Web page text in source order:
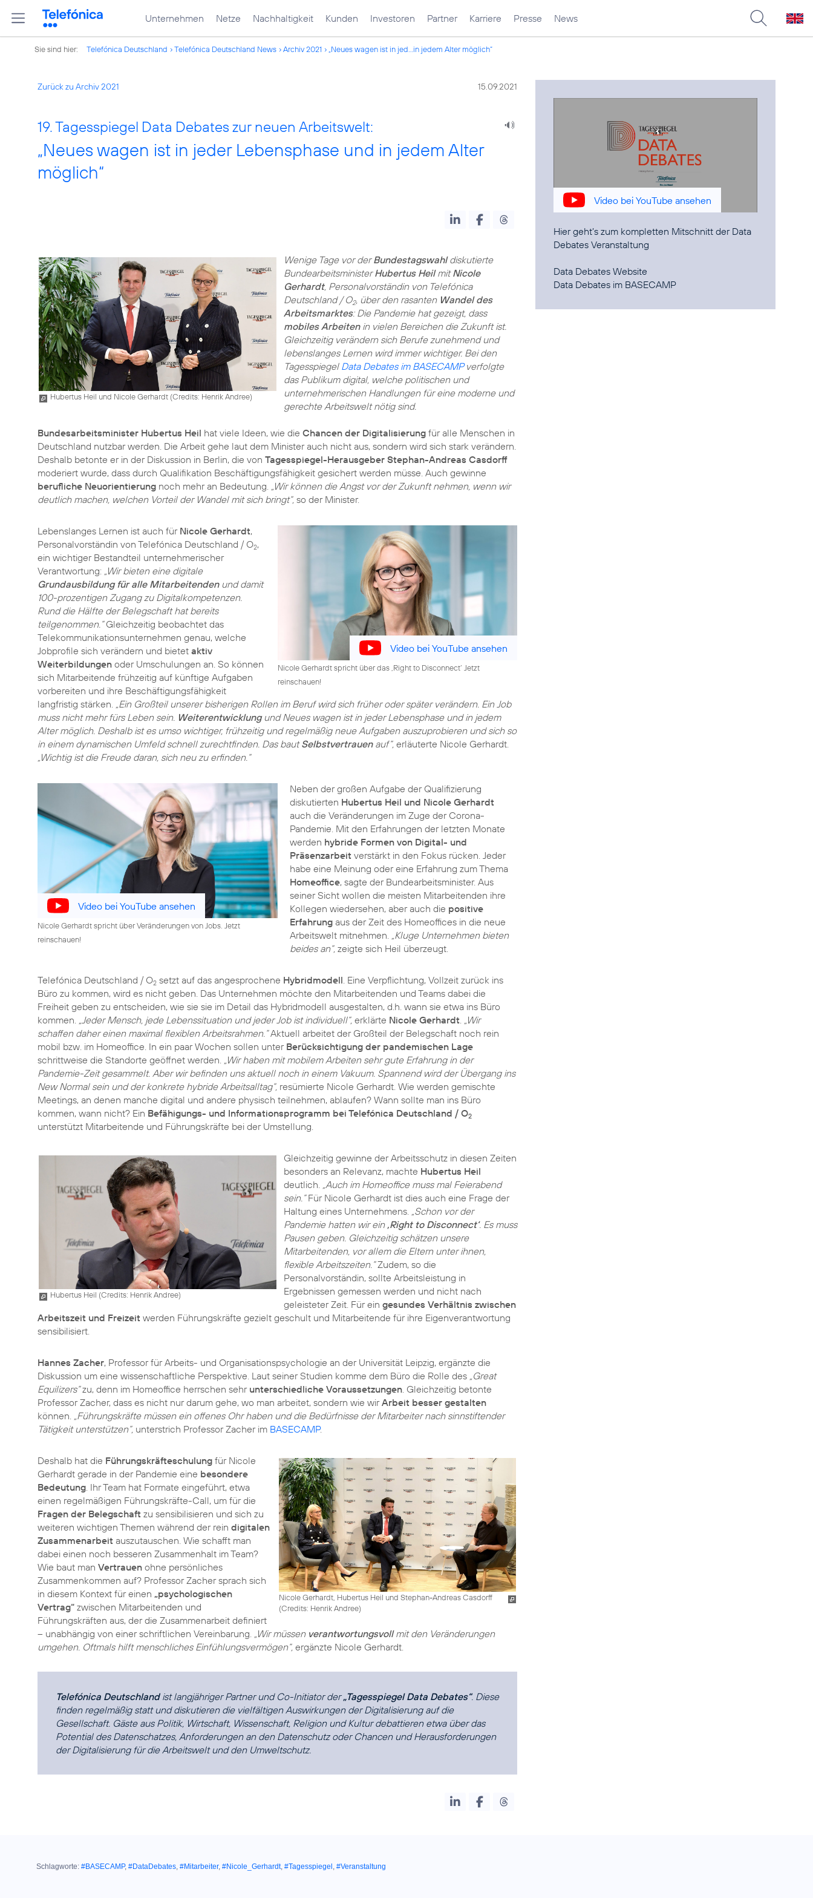
Unternehmen Netze Nachhaltigkeit Kunden Investoren Partner Karriere Presse News
Sie sind hier: Telefónica Deutschland Telefónica Deutschland News Archiv 2021 „Neues wagen ist in jed...in jedem Alter möglich“
Zurück zu Archiv 2021 15.09.2021
19. Tagesspiegel Data Debates zur neuen Arbeitswelt:
„Neues wagen ist in jeder Lebensphase und in jedem Alter
möglich“
Hubertus Heil und Nicole Gerhardt (Credits: Henrik Andree)
Wenige Tage vor derBundestagswahldiskutierte
BundearbeitsministerHubertus HeilmitNicole
Gerhardt, Personalvorständin von Telefónica
Deutschland / O2, über den rasanten Wandel des
Arbeitsmarktes: Die Pandemie hat gezeigt, dass
mobiles Arbeitenin vielen Bereichen die Zukunft ist.
Gleichzeitig verändern sich Berufe zunehmend und
lebenslanges Lernen wird immer wichtiger. Bei den
Tagesspiegel Data Debates im BASECAMPverfolgte
das Publikum digital, welche politischen und
unternehmerischen Handlungen für eine moderne und
gerechte Arbeitswelt nötig sind.
Bundesarbeitsminister Hubertus Heil hat viele Ideen, wie die Chancen der Digitalisierung für alle Menschen in
Deutschland nutzbar werden. Die Arbeit gehe laut dem Minister auch nicht aus, sondern wird sich stark verändern.
Deshalb betonte er in der Diskussion in Berlin, die von Tagesspiegel-Herausgeber Stephan-Andreas Casdorff
moderiert wurde, dass durch Qualifikation Beschäftigungsfähigkeit gesichert werden müsse. Auch gewinne
berufliche Neuorientierung noch mehr an Bedeutung. „Wir können die Angst vor der Zukunft nehmen, wenn wir
deutlich machen, welchen Vorteil der Wandel mit sich bringt“, so der Minister.
Video bei YouTube ansehen
Nicole Gerhardt spricht über das ‚Right to Disconnect‘ Jetzt
reinschauen!
Lebenslanges Lernen ist auch für Nicole Gerhardt,
Personalvorständin von Telefónica Deutschland / O2,
ein wichtiger Bestandteil unternehmerischer
Verantwortung: „Wir bieten eine digitale
Grundausbildung für alle Mitarbeitendenund damit
100-prozentigen Zugang zu Digitalkompetenzen.
Rund die Hälfte der Belegschaft hat bereits
teilgenommen.“Gleichzeitig beobachtet das
Telekommunikationsunternehmen genau, welche
Jobprofile sich verändern und bietet aktiv
Weiterbildungen oder Umschulungen an. So können
sich Mitarbeitende frühzeitig auf künftige Aufgaben
vorbereiten und ihre Beschäftigungsfähigkeit
langfristig stärken. „Ein Großteil unserer bisherigen Rollen im Beruf wird sich früher oder später verändern. Ein Job
muss nicht mehr fürs Leben sein. Weiterentwicklungund Neues wagen ist in jeder Lebensphase und in jedem
Alter möglich. Deshalb ist es umso wichtiger, frühzeitig und regelmäßig neue Aufgaben auszuprobieren und sich so
in einem dynamischen Umfeld schnell zurechtfinden. Das bautSelbstvertrauenauf“, erläuterte Nicole Gerhardt.
„Wichtig ist die Freude daran, sich neu zu erfinden.“
Video bei YouTube ansehen
Nicole Gerhardt spricht über Veränderungen von Jobs. Jetzt
reinschauen!
Neben der großen Aufgabe der Qualifizierung
diskutierten Hubertus Heil und Nicole Gerhardt
auch die Veränderungen im Zuge der Corona-
Pandemie. Mit den Erfahrungen der letzten Monate
werden hybride Formen von Digital- und
Präsenzarbeit verstärkt in den Fokus rücken. Jeder
habe eine Meinung oder eine Erfahrung zum Thema
Homeoffice, sagte der Bundearbeitsminister. Aus
seiner Sicht wollen die meisten Mitarbeitenden ihre
Kollegen wiedersehen, aber auch die positive
Erfahrungaus der Zeit des Homeoffices in die neue
Arbeitswelt mitnehmen. „Kluge Unternehmen bieten
beides an“,zeigte sich Heil überzeugt.
Telefónica Deutschland / O2 setzt auf das angesprochene Hybridmodell. Eine Verpflichtung, Vollzeit zurück ins
Büro zu kommen, wird es nicht geben. Das Unternehmen möchte den Mitarbeitenden und Teams dabei die
Freiheit geben zu entscheiden, wie sie sie im Detail das Hybridmodell ausgestalten, d.h. wann sie etwa ins Büro
kommen. „Jeder Mensch, jede Lebenssituation und jeder Job ist individuell“, erklärte Nicole Gerhardt. „Wir
schaffen daher einen maximal flexiblen Arbeitsrahmen.“Aktuell arbeitet der Großteil der Belegschaft noch rein
mobil bzw. im Homeoffice. In ein paar Wochen sollen unter Berücksichtigung der pandemischen Lage
schrittweise die Standorte geöffnet werden. „Wir haben mit mobilem Arbeiten sehr gute Erfahrung in der
Pandemie-Zeit gesammelt. Aber wir befinden uns aktuell noch in einem Vakuum. Spannend wird der Übergang ins
New Normal sein und der konkrete hybride Arbeitsalltag“, resümierte Nicole Gerhardt. Wie werden gemischte
Meetings, an denen manche digital und andere physisch teilnehmen, ablaufen? Wann sollte man ins Büro
kommen, wann nicht? Ein Befähigungs- und Informationsprogramm bei Telefónica Deutschland / O2
unterstützt Mitarbeitende und Führungskräfte bei der Umstellung.
Hubertus Heil (Credits: Henrik Andree)
Gleichzeitig gewinne der Arbeitsschutz in diesen Zeiten
besonders an Relevanz, machte Hubertus Heil
deutlich. „Auch im Homeoffice muss mal Feierabend
sein.“Für Nicole Gerhardt ist dies auch eine Frage der
Haltung eines Unternehmens. „Schon vor der
Pandemie hatten wir ein ‚Right to Disconnect‘. Es muss
Pausen geben. Gleichzeitig schätzen unsere
Mitarbeitenden, vor allem die Eltern unter ihnen,
flexible Arbeitszeiten.“Zudem, so die
Personalvorständin, sollte Arbeitsleistung in
Ergebnissen gemessen werden und nicht nach
geleisteter Zeit. Für ein gesundes Verhältnis zwischen
Arbeitszeit und Freizeit werden Führungskräfte gezielt geschult und Mitarbeitende für ihre Eigenverantwortung
sensibilisiert.
Hannes Zacher, Professor für Arbeits- und Organisationspsychologie an der Universität Leipzig, ergänzte die
Diskussion um eine wissenschaftliche Perspektive. Laut seiner Studien komme dem Büro die Rolle des „Great
Equilizers“zu, denn im Homeoffice herrschen sehr unterschiedliche Voraussetzungen. Gleichzeitig betonte
Professor Zacher, dass es nicht nur darum gehe, wo man arbeitet, sondern wie wirArbeit besser gestalten
können. „Führungskräfte müssen ein offenes Ohr haben und die Bedürfnisse der Mitarbeiter nach sinnstiftender
Tätigkeit unterstützen“, unterstrich Professor Zacher im BASECAMP.
Nicole Gerhardt, Hubertus Heil und Stephan-Andreas Casdorff
(Credits: Henrik Andree)
Deshalb hat die Führungskräfteschulung für Nicole
Gerhardt gerade in der Pandemie eine besondere
Bedeutung. Ihr Team hat Formate eingeführt, etwa
einen regelmäßigen Führungskräfte-Call, um für die
Fragen der Belegschaft zu sensibilisieren und sich zu
weiteren wichtigen Themen während der rein digitalen
Zusammenarbeit auszutauschen. Wie schafft man
dabei einen noch besseren Zusammenhalt im Team?
Wie baut man Vertrauen ohne persönliches
Zusammenkommen auf? Professor Zacher sprach sich
in diesem Kontext für einen „psychologischen
Vertrag“ zwischen Mitarbeitenden und
Führungskräften aus, der die Zusammenarbeit definiert
– unabhängig von einer schriftlichen Vereinbarung. „Wir müssen verantwortungsvollmit den Veränderungen
umgehen. Oftmals hilft menschliches Einfühlungsvermögen“, ergänzte Nicole Gerhardt.
Telefónica Deutschlandist langjähriger Partner und Co-Initiator der„Tagesspiegel Data Debates“. Diese
finden regelmäßig statt und diskutieren die vielfältigen Auswirkungen der Digitalisierung auf die
Gesellschaft. Gäste aus Politik, Wirtschaft, Wissenschaft, Religion und Kultur debattieren etwa über das
Potential des Datenschatzes, Anforderungen an den Datenschutz oder Chancen und Herausforderungen
der Digitalisierung für die Arbeitswelt und den Umweltschutz.
Video bei YouTube ansehen
Hier geht’s zum kompletten Mitschnitt der Data
Debates Veranstaltung
Data Debates
Data Debates im BASECAMP
Schlagworte: #BASECAMP, #DataDebates, #Mitarbeiter, #Nicole_Gerhardt, #Tagesspiegel , #Veranstaltung